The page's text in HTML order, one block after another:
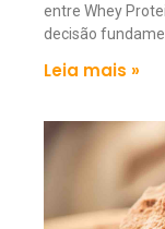
entre Whey
decisão
Leia mais »